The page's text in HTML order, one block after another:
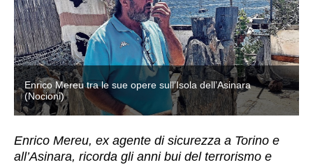
Enrico Mereu tra le sue opere sull’Isola dell’Asinara
(Nocioni)
Enrico Mereu, ex agente di sicurezza a Torino e
all’Asinara, ricorda gli anni bui del terrorismo e